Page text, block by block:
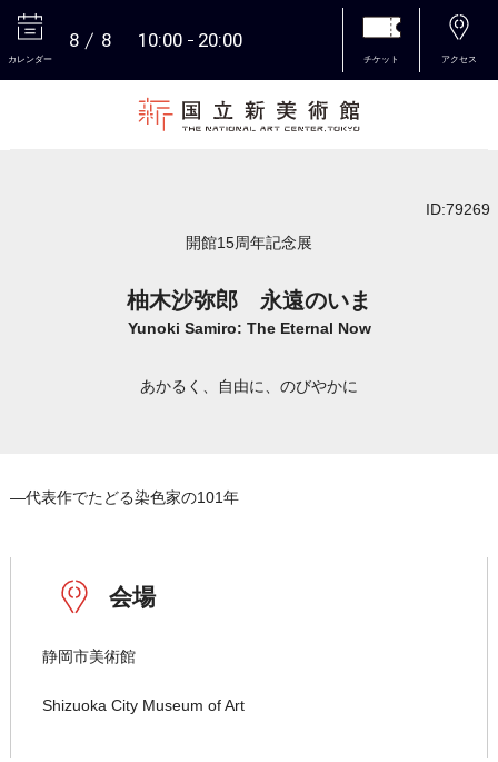
カレンダー
8 8 10:00 20:00
チケット アクセス
ID:79269
開館15周年記念展
柚木沙弥郎 永遠のいま
Yunoki Samiro: The Eternal Now
あかるく、自由に、のびやかに
―代表作でたどる染色家の101年
会場
静岡市美術館
Shizuoka City Museum of Art